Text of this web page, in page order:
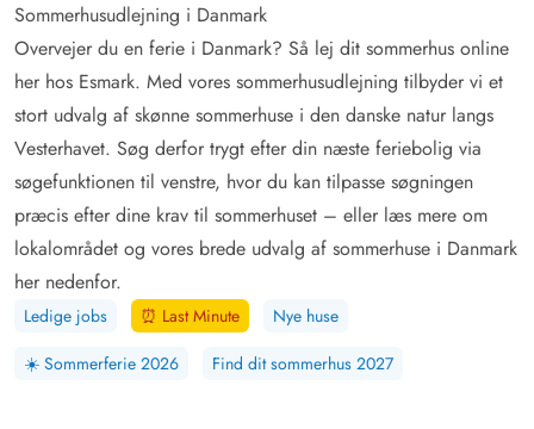
Sommerhusudlejning i Danmark
Overvejer du en ferie i Danmark? Så lej dit sommerhus online
her hos Esmark. Med vores sommerhusudlejning tilbyder vi et
stort udvalg af skønne sommerhuse i den danske natur langs
Vesterhavet. Søg derfor trygt efter din næste feriebolig via
søgefunktionen til venstre, hvor du kan tilpasse søgningen
præcis efter dine krav til sommerhuset – eller læs mere om
lokalområdet og vores brede udvalg af sommerhuse i Danmark
her nedenfor.
Ledige jobs ⏰ Last Minute
Nye huse
☀️ Sommerferie 2026 Find dit sommerhus 2027